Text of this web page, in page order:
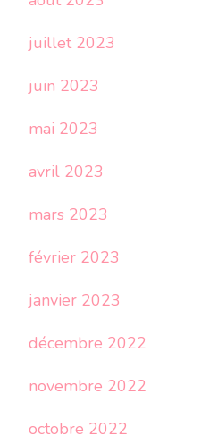
juillet 2023
juin 2023
mai 2023
avril 2023
mars 2023
février 2023
janvier 2023
décembre 2022
novembre 2022
octobre 2022